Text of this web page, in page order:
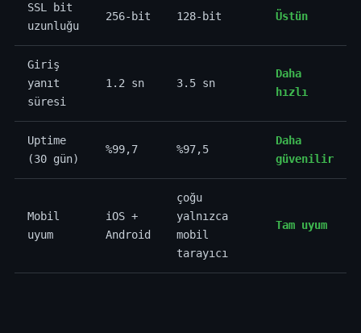
SSL bit
uzunluğu
256-bit 128-bit Üstün
Giriş
yanıt
süresi
1.2 sn 3.5 sn
Daha
hızlı
Uptime
(30 gün)
%99,7 %97,5
Daha
güvenilir
Mobil
uyum
iOS +
Android
çoğu
yalnızca
mobil
tarayıcı
Tam uyum